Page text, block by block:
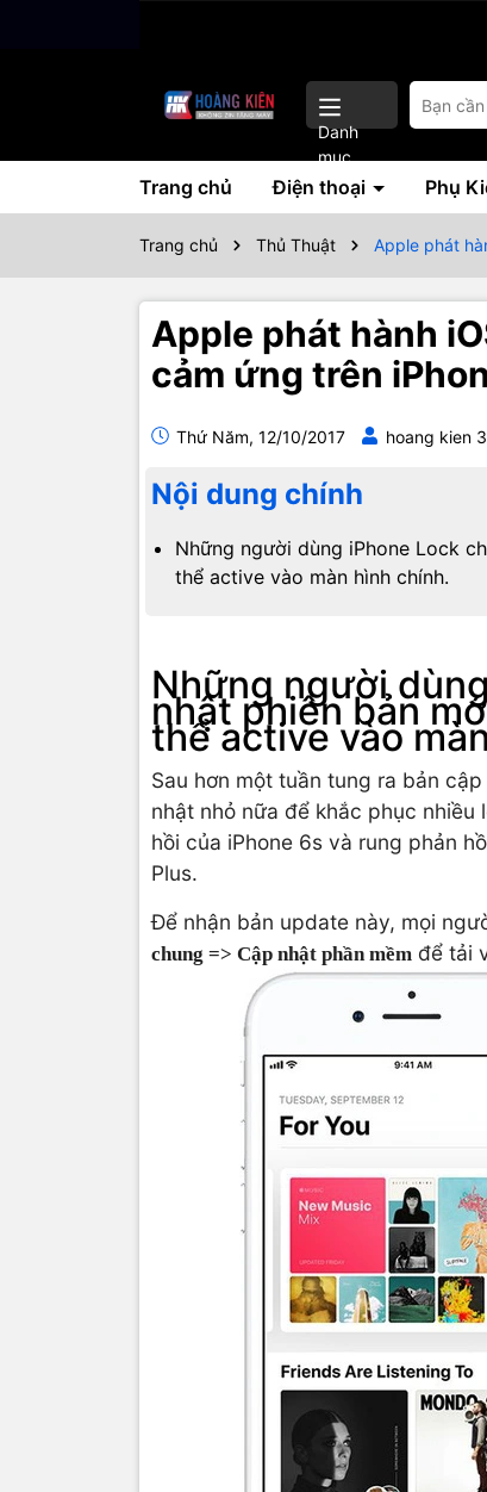
Danh
mục
Trang chủ Điện thoại Phụ
Trang chủ Thủ Thuật Apple phát
Apple phát hành
cảm ứng trên
Thứ Năm, 12/10/2017 hoang kien 3
Nội dung chính
Những người dùng iPhone Lock
thể active vào màn hình chính.
Những người
nhật phiên bản
thể active vào
Sau hơn một tuần tung ra bản
nhật nhỏ nữa để khắc phục
hồi của iPhone 6s và rung phản
Plus.
Để nhận bản update này, mọi
chung => Cập nhật phần mềm để tải